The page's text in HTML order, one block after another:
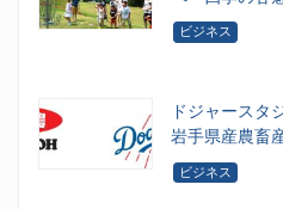
ビジネス
ドジャースタ
岩手県産農
ビジネス